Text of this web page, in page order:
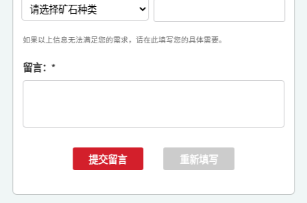
如果以上信息无法满足您的需求，请在此填写您的具体需要。
留言：*